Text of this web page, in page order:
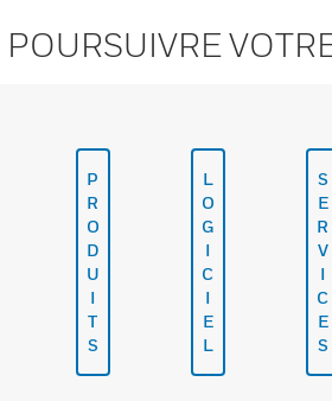
POURSUIVRE
P
R
O
D
U
I
T
S
L
O
G
I
C
I
E
L
S
E
R
V
I
C
E
S